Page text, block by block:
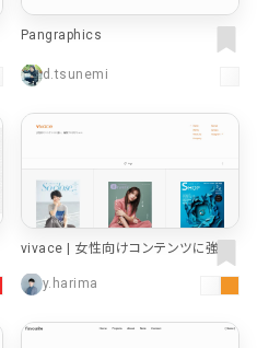
Pangraphics
d.tsunemi
vivace | 女性向けコンテンツに強い、
y.harima